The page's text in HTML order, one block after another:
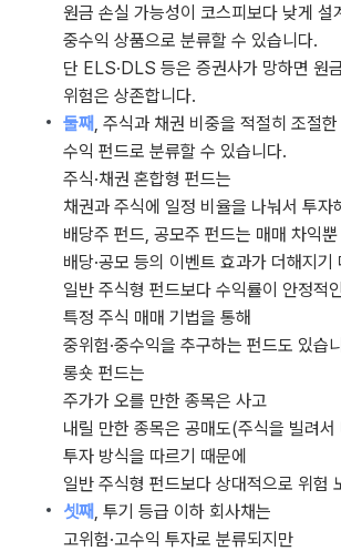
원금 손실 가능성이 코스피보다 낮게 설
중수익 상품으로 분류할 수 있습니다.
단 ELS·DLS 등은 증권사가 망하면 원
위험은 상존합니다.
둘째 , 주식과 채권 비중을 적절히 조절
수익 펀드로 분류할 수 있습니다.
주식·채권 혼합형 펀드는
채권과 주식에 일정 비율을 나눠서 투자
배당주 펀드, 공모주 펀드는 매매 차익
배당·공모 등의 이벤트 효과가 더해지기
일반 주식형 펀드보다 수익률이 안정적
특정 주식 매매 기법을 통해
중위험·중수익을 추구하는 펀드도 있습
롱숏 펀드는
주가가 오를 만한 종목은 사고
내릴 만한 종목은 공매도(주식을 빌려
투자 방식을 따르기 때문에
일반 주식형 펀드보다 상대적으로 위험
셋째 , 투기 등급 이하 회사채는
고위험·고수익 투자로 분류되지만